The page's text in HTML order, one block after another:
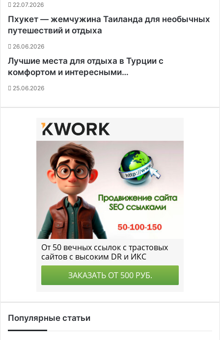
22.07.2026
Пхукет — жемчужина Таиланда для необычных
путешествий и отдыха
26.06.2026
Лучшие места для отдыха в Турции с
комфортом и интересными…
25.06.2026
Популярные статьи